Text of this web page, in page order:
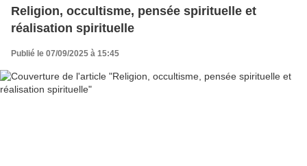
Religion, occultisme, pensée spirituelle et
réalisation spirituelle
Publié le 07/09/2025 à 15:45